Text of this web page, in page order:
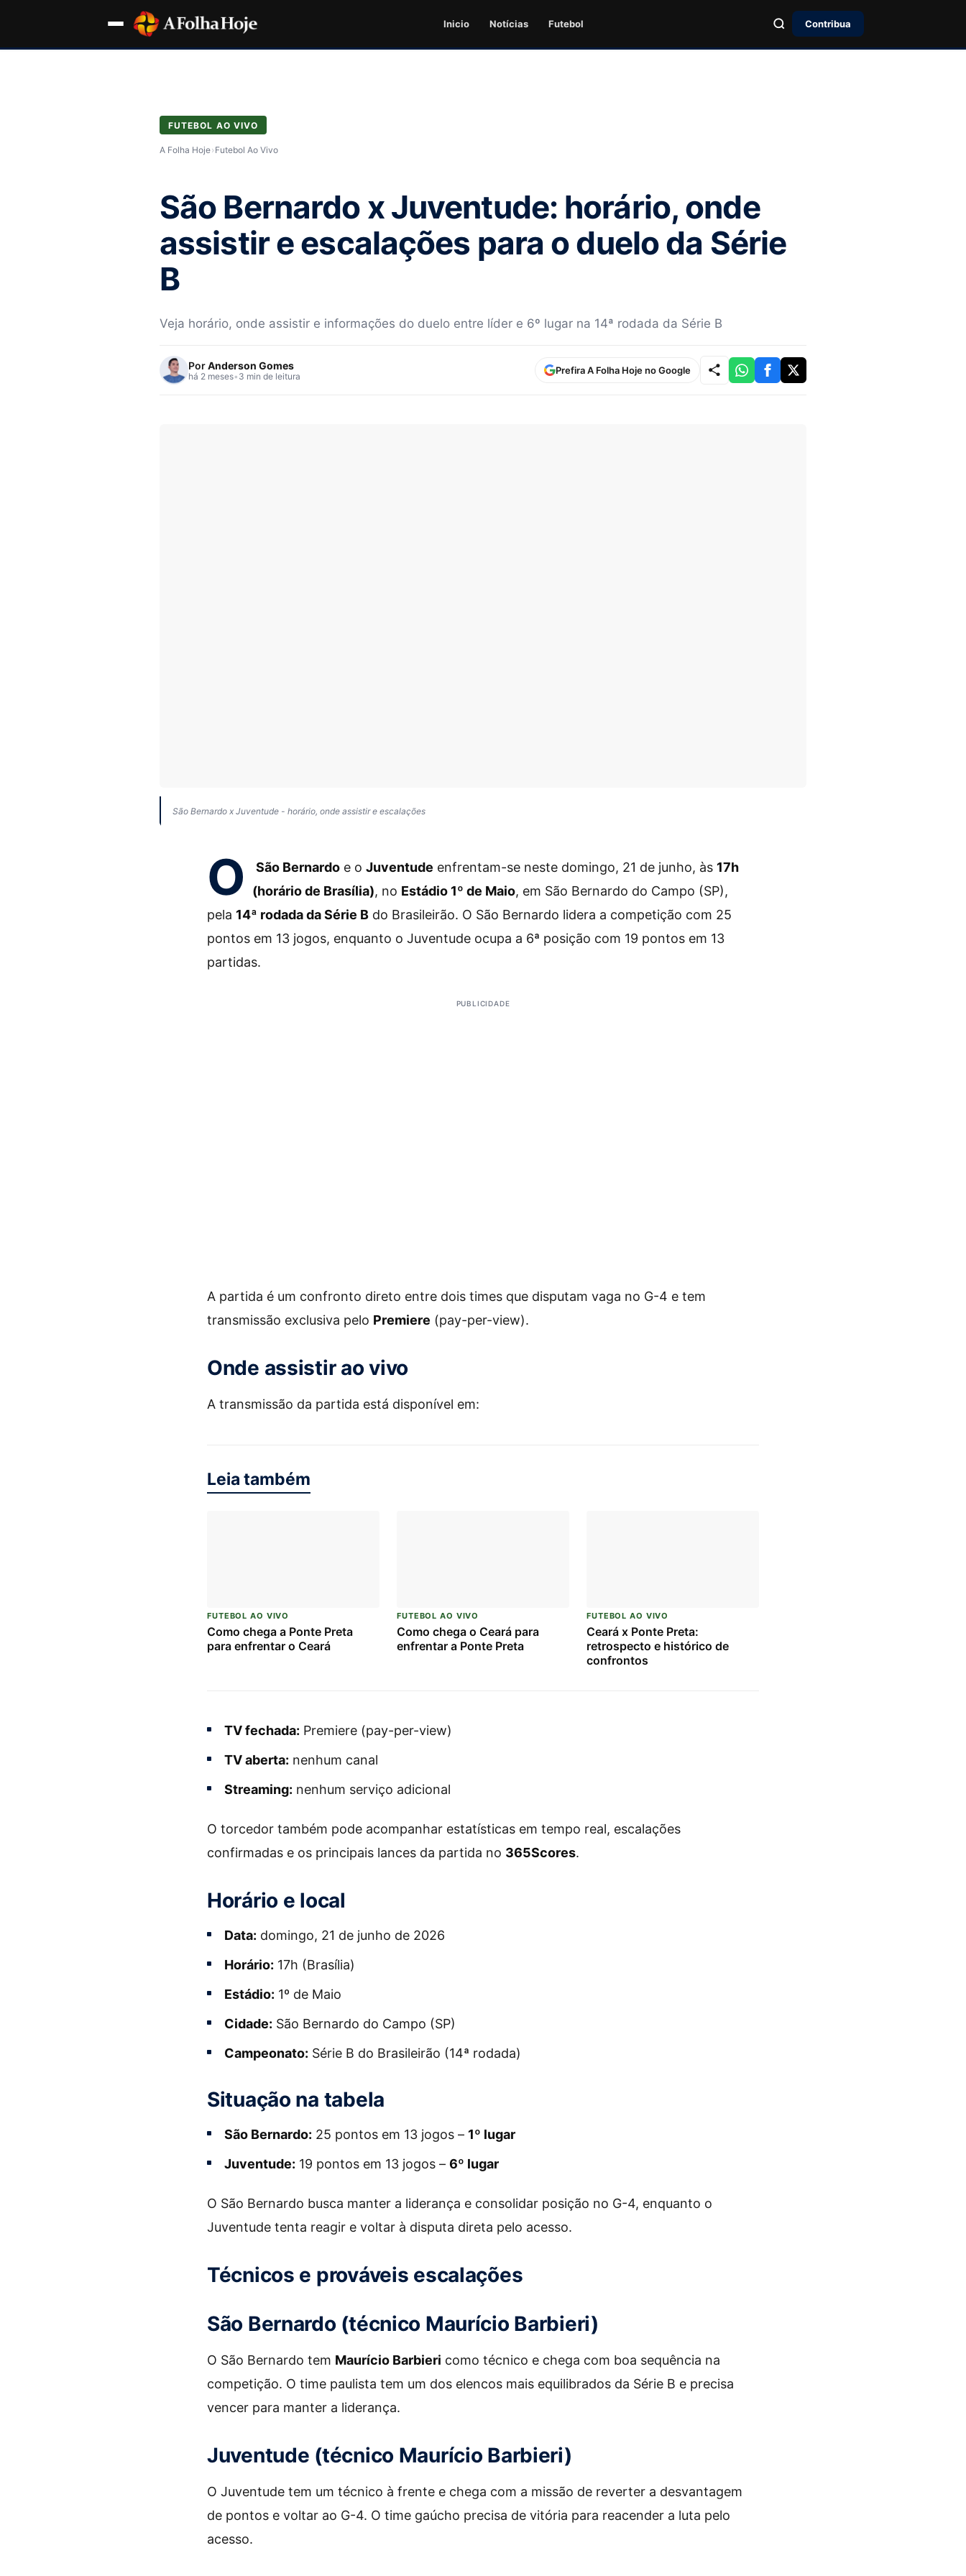
Inicio Notícias Futebol Contribua
FUTEBOL AO VIVO
A Folha Hoje› Futebol Ao Vivo
São Bernardo x Juventude: horário, onde
assistir e escalações para o duelo da Série
B
Veja horário, onde assistir e informações do duelo entre líder e 6º lugar na 14ª rodada da Série B
PorAnderson Gomes
há 2 meses• 3 min de leitura
Prefira A Folha Hoje no Google
São Bernardo x Juventude - horário, onde assistir e escalações
O São Bernardo e o Juventude enfrentam-se neste domingo, 21 de junho, às 17h
(horário de Brasília), no Estádio 1º de Maio, em São Bernardo do Campo (SP),
pela 14ª rodada da Série B do Brasileirão. O São Bernardo lidera a competição com 25
pontos em 13 jogos, enquanto o Juventude ocupa a 6ª posição com 19 pontos em 13
partidas.
PUBLICIDADE
A partida é um confronto direto entre dois times que disputam vaga no G-4 e tem
transmissão exclusiva pelo Premiere (pay-per-view).
Onde assistir ao vivo
A transmissão da partida está disponível em:
Leia também
FUTEBOL AO VIVO
Como chega a Ponte Preta
para enfrentar o Ceará
FUTEBOL AO VIVO
Como chega o Ceará para
enfrentar a Ponte Preta
FUTEBOL AO VIVO
Ceará x Ponte Preta:
retrospecto e histórico de
confrontos
TV fechada: Premiere (pay-per-view)
TV aberta: nenhum canal
Streaming: nenhum serviço adicional
O torcedor também pode acompanhar estatísticas em tempo real, escalações
confirmadas e os principais lances da partida no 365Scores.
Horário e local
Data: domingo, 21 de junho de 2026
Horário: 17h (Brasília)
Estádio: 1º de Maio
Cidade: São Bernardo do Campo (SP)
Campeonato: Série B do Brasileirão (14ª rodada)
Situação na tabela
São Bernardo: 25 pontos em 13 jogos – 1º lugar
Juventude: 19 pontos em 13 jogos – 6º lugar
O São Bernardo busca manter a liderança e consolidar posição no G-4, enquanto o
Juventude tenta reagir e voltar à disputa direta pelo acesso.
Técnicos e prováveis escalações
São Bernardo (técnico Maurício Barbieri)
O São Bernardo tem Maurício Barbieri como técnico e chega com boa sequência na
competição. O time paulista tem um dos elencos mais equilibrados da Série B e precisa
vencer para manter a liderança.
Juventude (técnico Maurício Barbieri)
O Juventude tem um técnico à frente e chega com a missão de reverter a desvantagem
de pontos e voltar ao G-4. O time gaúcho precisa de vitória para reacender a luta pelo
acesso.